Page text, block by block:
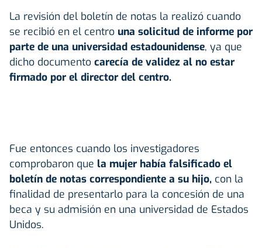
La revisión del boletín de notas la realizó cuando
se recibió en el centro una solicitud de informe por
parte de una universidad estadounidense, ya que
dicho documento carecía de validez al no estar
firmado por el director del centro.
Fue entonces cuando los investigadores
comprobaron que la mujer había falsificado el
boletín de notas correspondiente a su hijo, con la
finalidad de presentarlo para la concesión de una
beca y su admisión en una universidad de Estados
Unidos.